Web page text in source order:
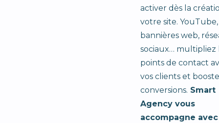
activer dès la
votre site. YouTube,
bannières web,
sociaux… multipliez
points de contact
vos clients et
conversions. Smart
Agency vous
accompagne